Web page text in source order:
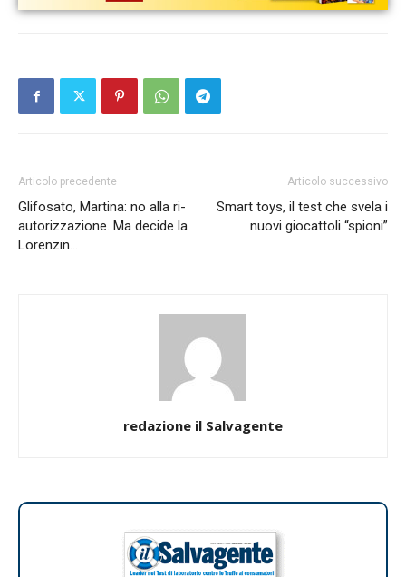
Articolo precedente
Glifosato, Martina: no alla ri-
autorizzazione. Ma decide la
Lorenzin…
Articolo successivo
Smart toys, il test che svela i
nuovi giocattoli “spioni”
redazione il Salvagente